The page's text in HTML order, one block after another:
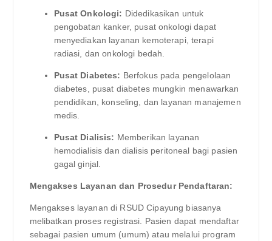
Pusat Onkologi: Didedikasikan untuk
pengobatan kanker, pusat onkologi dapat
menyediakan layanan kemoterapi, terapi
radiasi, dan onkologi bedah.
Pusat Diabetes: Berfokus pada pengelolaan
diabetes, pusat diabetes mungkin menawarkan
pendidikan, konseling, dan layanan manajemen
medis.
Pusat Dialisis: Memberikan layanan
hemodialisis dan dialisis peritoneal bagi pasien
gagal ginjal.
Mengakses Layanan dan Prosedur Pendaftaran:
Mengakses layanan di RSUD Cipayung biasanya
melibatkan proses registrasi. Pasien dapat mendaftar
sebagai pasien umum (umum) atau melalui program